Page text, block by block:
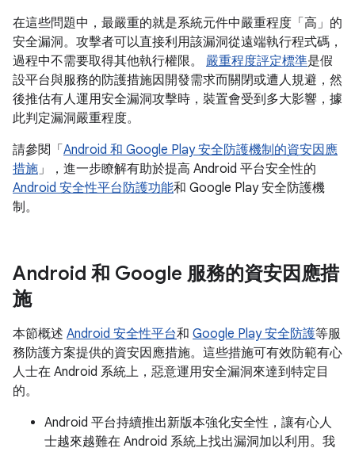
在這些問題中，最嚴重的就是系統元件中嚴重程度「高」的
安全漏洞。攻擊者可以直接利用該漏洞從遠端執行程式碼，
過程中不需要取得其他執行權限。 嚴重程度評定標準是假
設平台與服務的防護措施因開發需求而關閉或遭人規避，然
後推估有人運用安全漏洞攻擊時，裝置會受到多大影響，據
此判定漏洞嚴重程度。
請參閱「 Android 和 Google Play 安全防護機制的資安因應
措施」，進一步瞭解有助於提高 Android 平台安全性的
Android 安全性平台防護功能和 Google Play 安全防護機
制。
Android 和 Google 服務的資安因應措
施
本節概述 Android 安全性平台和 Google Play 安全防護等服
務防護方案提供的資安因應措施。這些措施可有效防範有心
人士在 Android 系統上，惡意運用安全漏洞來達到特定目
的。
Android 平台持續推出新版本強化安全性，讓有心人
士越來越難在 Android 系統上找出漏洞加以利用。我